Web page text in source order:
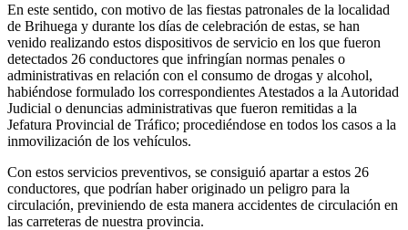
En este sentido, con motivo de las fiestas patronales de la localidad
de Brihuega y durante los días de celebración de estas, se han
venido realizando estos dispositivos de servicio en los que fueron
detectados 26 conductores que infringían normas penales o
administrativas en relación con el consumo de drogas y alcohol,
habiéndose formulado los correspondientes Atestados a la Autoridad
Judicial o denuncias administrativas que fueron remitidas a la
Jefatura Provincial de Tráfico; procediéndose en todos los casos a la
inmovilización de los vehículos.
Con estos servicios preventivos, se consiguió apartar a estos 26
conductores, que podrían haber originado un peligro para la
circulación, previniendo de esta manera accidentes de circulación en
las carreteras de nuestra provincia.